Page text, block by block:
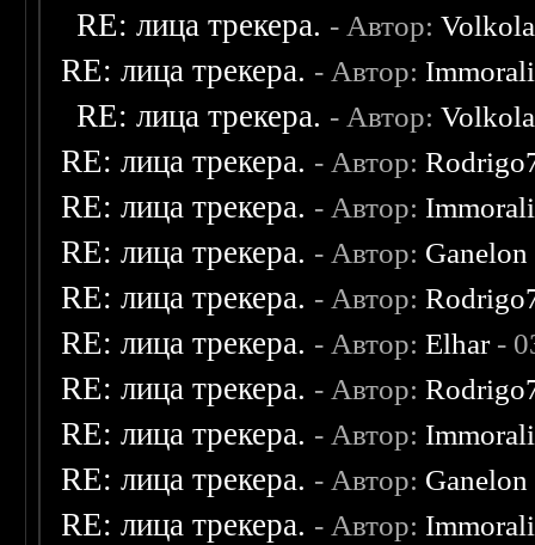
RE: лица трекера. - Автор:
RE: лица трекера. - Автор:
RE: лица трекера. - Автор:
RE: лица трекера. - Автор:
RE: лица трекера. - Автор:
RE: лица трекера. - Автор: Ganelon
RE: лица трекера. - Автор:
RE: лица трекера. - Автор:Elhar-
RE: лица трекера. - Автор:
RE: лица трекера. - Автор:
RE: лица трекера. - Автор: Ganelon
RE: лица трекера. - Автор: